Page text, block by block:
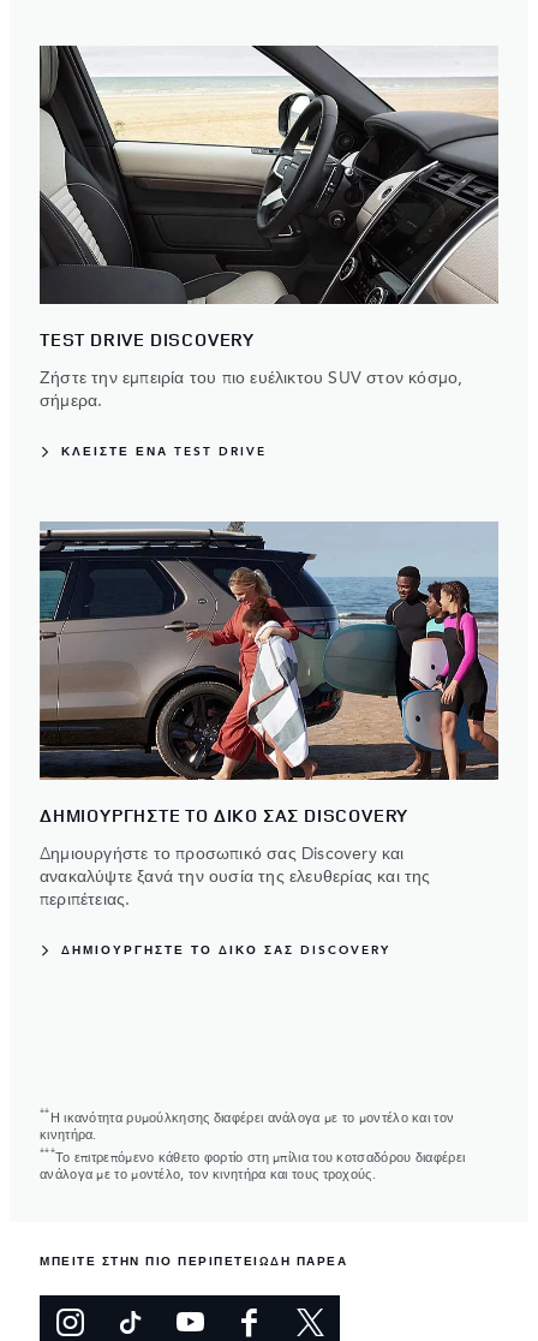
TEST DRIVE DISCOVERY
Ζήστε την εμπειρία του πιο ευέλικτου SUV στον κόσμο,
σήμερα.
ΚΛΕΙΣΤΕ ΕΝΑ TEST DRIVE
ΔΗΜΙΟΥΡΓΗΣΤΕ ΤΟ ΔΙΚΟ ΣΑΣ DISCOVERY
Δημιουργήστε το προσωπικό σας Discovery και
ανακαλύψτε ξανά την ουσία της ελευθερίας και της
περιπέτειας.
ΔΗΜΙΟΥΡΓΗΣΤΕ ΤΟ ΔΙΚΟ ΣΑΣ DISCOVERY
** Η ικανότητα ρυμούλκησης διαφέρει ανάλογα με το μοντέλο και τον
κινητήρα.
***
Το επιτρεπόμενο κάθετο φορτίο στη μπίλια του κοτσαδόρου διαφέρει
ανάλογα με το μοντέλο, τον κινητήρα και τους τροχούς.
ΜΠΕΙΤΕ ΣΤΗΝ ΠΙΟ ΠΕΡΙΠΕΤΕΙΩΔΗ ΠΑΡΕΑ